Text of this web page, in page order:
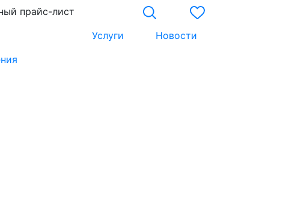
прайс-лист
Услуги Новости